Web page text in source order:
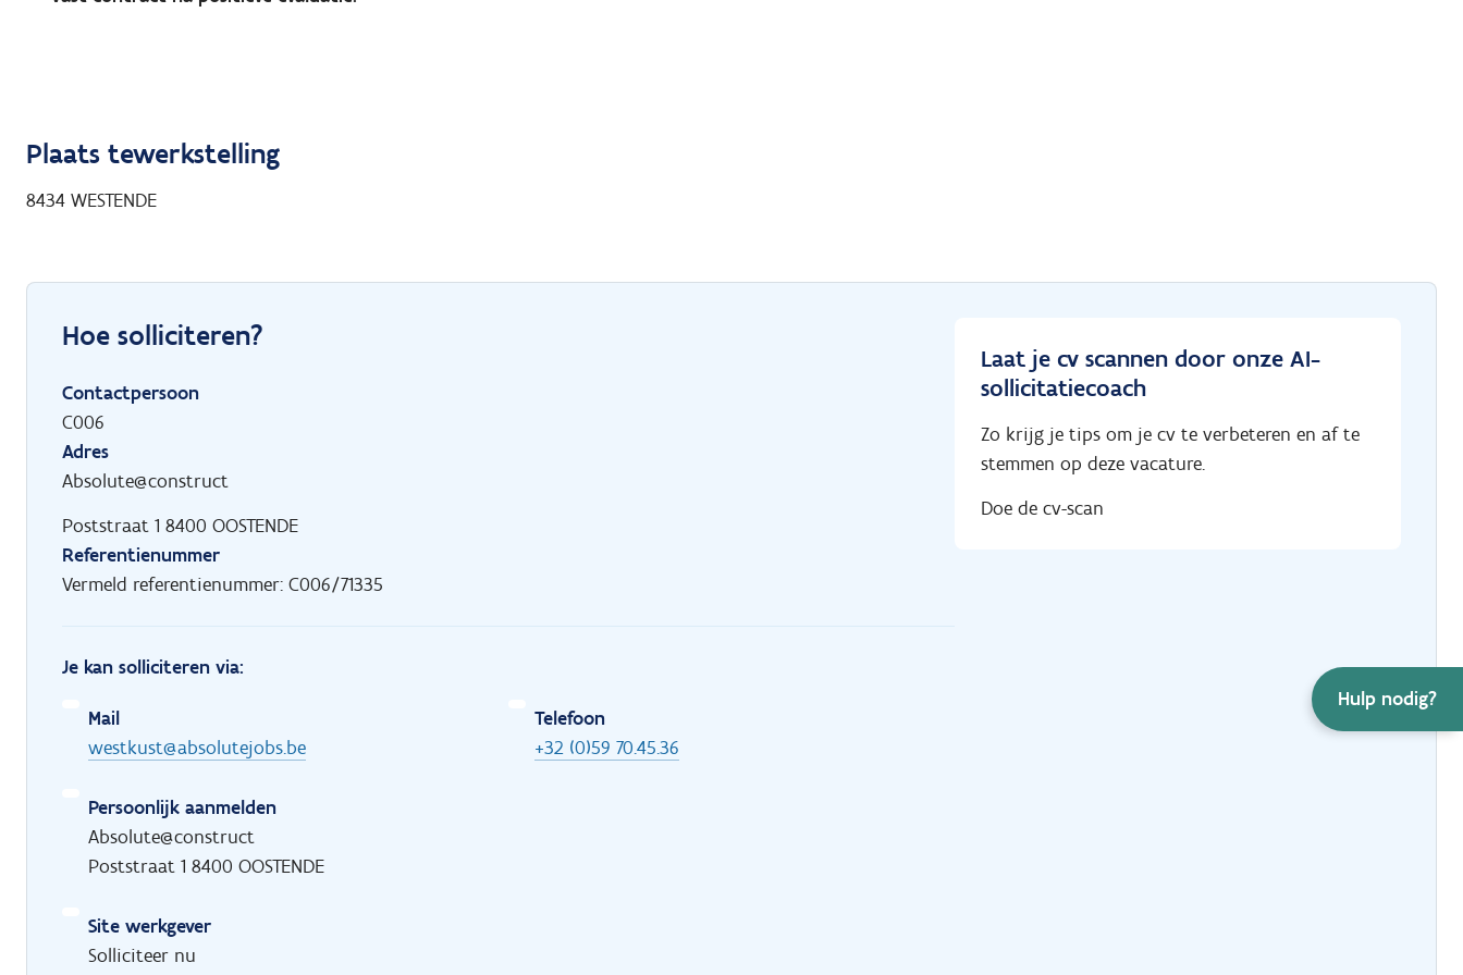
Hulp nodig?
Plaats tewerkstelling
8434 WESTENDE
Hoe solliciteren?
Contactpersoon
C006
Adres
Absolute@construct
Poststraat 1 8400 OOSTENDE
Referentienummer
Vermeld referentienummer: C006/71335
Je kan solliciteren via:
Mail
westkust@absolutejobs.be
Telefoon
+32 (0)59 70.45.36
Persoonlijk aanmelden
Absolute@construct
Poststraat 1 8400 OOSTENDE
Site werkgever
Solliciteer nu
Laat je cv scannen door onze AI-
sollicitatiecoach
Zo krijg je tips om je cv te verbeteren en af te
stemmen op deze vacature.
Doe de cv-scan